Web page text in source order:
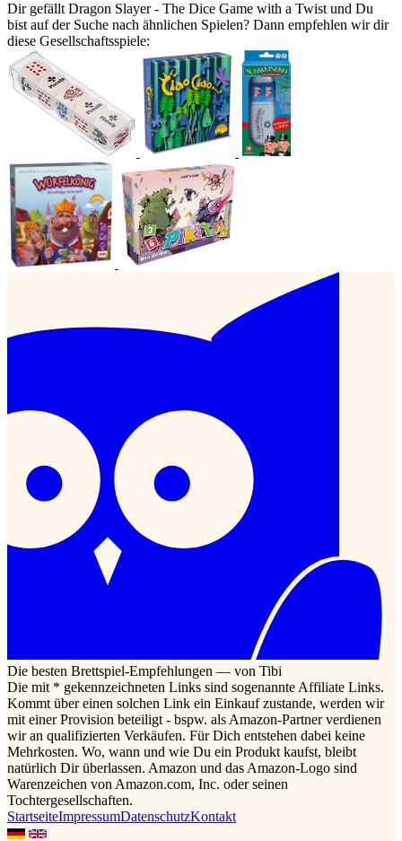
Dir gefällt Dragon Slayer - The Dice Game with a Twist und Du
bist auf der Suche nach ähnlichen Spielen? Dann empfehlen wir dir
diese Gesellschaftsspiele:
Die besten Brettspiel-Empfehlungen — von Tibi
Die mit * gekennzeichneten Links sind sogenannte Affiliate Links.
Kommt über einen solchen Link ein Einkauf zustande, werden wir
mit einer Provision beteiligt - bspw. als Amazon-Partner verdienen
wir an qualifizierten Verkäufen. Für Dich entstehen dabei keine
Mehrkosten. Wo, wann und wie Du ein Produkt kaufst, bleibt
natürlich Dir überlassen. Amazon und das Amazon-Logo sind
Warenzeichen von Amazon.com, Inc. oder seinen
Tochtergesellschaften.
StartseiteImpressumDatenschutzKontakt